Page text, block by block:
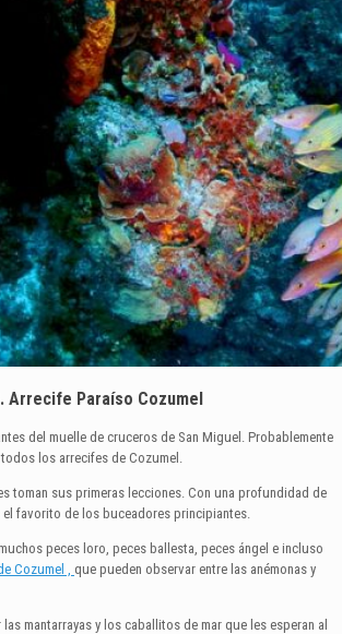
Arrecife Paraíso Cozumel
del muelle de cruceros de San Miguel. Probablemente
los arrecifes de Cozumel.
toman sus primeras lecciones. Con una profundidad de
el favorito de los buceadores principiantes.
peces loro, peces ballesta, peces ángel e incluso
Cozumel , que pueden observar entre las anémonas y
mantarrayas y los caballitos de mar que les esperan al